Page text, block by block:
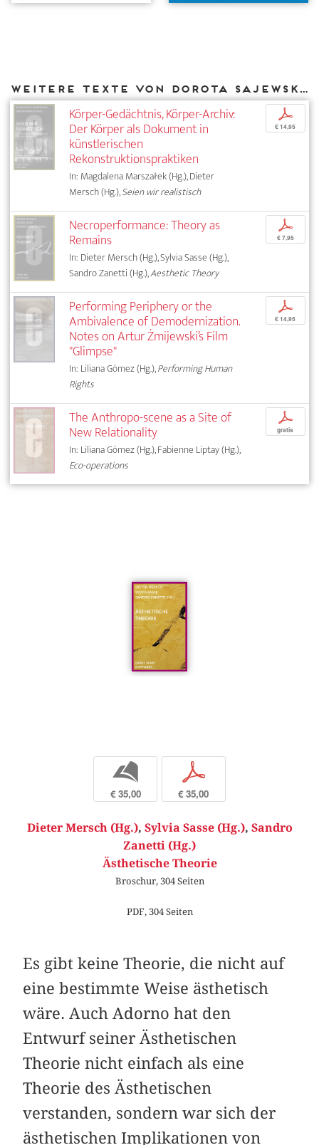
Weitere Texte von Dorota Sajewska bei DIAPHANES
Körper-Gedächtnis, Körper-Archiv:
Der Körper als Dokument in
künstlerischen
Rekonstruktionspraktiken
In: Magdalena Marszałek (Hg.), Dieter
Mersch (Hg.),Seien wir realistisch
p
€ 14,95
Necroperformance: Theory as
Remains
In: Dieter Mersch (Hg.), Sylvia Sasse (Hg.),
Sandro Zanetti (Hg.),Aesthetic Theory
p
€ 7,95
Performing Periphery or the
Ambivalence of Demodernization.
Notes on Artur Żmijewski’s Film
"Glimpse"
In: Liliana Gómez (Hg.),Performing Human
Rights
p
€ 14,95
The Anthropo-scene as a Site of
New Relationality
In: Liliana Gómez (Hg.), Fabienne Liptay (Hg.),
Eco-operations
p
gratis
b
€ 35,00
p
€ 35,00
Dieter Mersch (Hg.), Sylvia Sasse (Hg.), Sandro
Zanetti (Hg.)
Ästhetische Theorie
Broschur, 304 Seiten
PDF, 304 Seiten
Es gibt keine Theorie, die nicht auf
eine bestimmte Weise ästhetisch
wäre. Auch Adorno hat den
Entwurf seiner Ästhetischen
Theorie nicht einfach als eine
Theorie des Ästhetischen
verstanden, sondern war sich der
ästhetischen Implikationen von